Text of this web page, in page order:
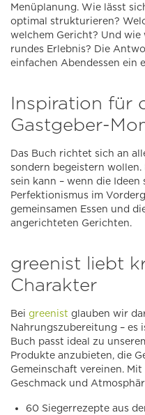
Menüplanung. Wie lässt
optimal strukturieren?
welchem Gericht? Und wie
rundes Erlebnis? Die
einfachen Abendessen ein
Inspiration für
Gastgeber-
Das Buch richtet sich an
sondern begeistern
sein kann – wenn die
Perfektionismus im
gemeinsamen Essen und
angerichteten Gerichten.
greenist liebt
Charakter
Bei greenist glauben wir
Nahrungszubereitung – es
Buch passt ideal zu
Produkte anzubieten, die
Gemeinschaft vereinen.
Geschmack und
60 Siegerrezepte aus